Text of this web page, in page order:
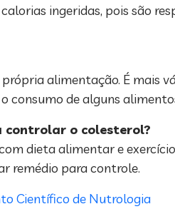
ingeridas, pois são
alimentação. É mais
consumo de alguns
controlar o colesterol?
dieta alimentar e
remédio para controle.
Científico de Nutrologia